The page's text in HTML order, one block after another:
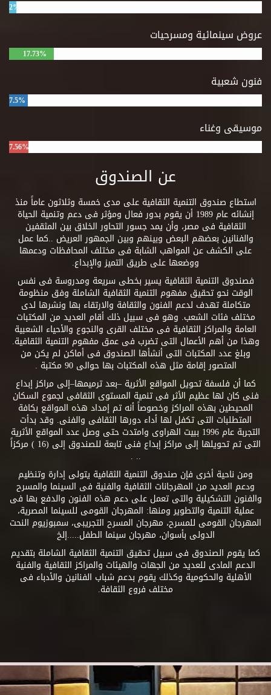
2%
عروض سينمائية ومسرحيات
17.73%
فنون شعبية
7.5%
موسيقى وغناء
7.56%
عن الصندوق
استطاع صندوق التنمية الثقافية على مدى خمسة وثلاثون عاماً منذ
إنشائه عام 1989 أن يقوم بدور فعال ومؤثر فى دعم وتنمية الحياة
الثقافية فى مصر، وأن يمد جسور التحاور الخلاق بين المثقفين
والفنانين بعضهم البعض وبينهم وبين الجمهور العريض ..كما عمل
على الكشف عن المواهب الشابة فى مختلف المحافظات ودعمها
ووضعها على طريق التميز والإبداع.
فصندوق التنمية الثقافية يسير بخطى سريعة ومدروسة فى نفس
الوقت نحو تحقيق مفهوم التنمية الثقافية الشاملة وفق منظومة
متكاملة تهدف لدعم الفنون والثقافة والارتقاء بها ونشرها لدى
مختلف فئات الشعب. وهو فى سبيل ذلك أقام العديد من المكتبات
العامة والمراكز الثقافية فى مختلف القرى والنجوع والأحياء الشعبية
وهذا من أهم الأعمال التى تضرب فى عمق مفهوم التنمية الثقافية.
وبلغ عدد المكتبات التى أنشأها الصندوق فى أماكن لم يكن من
المتصور إقامة مثل هذه المكتبات بها حوالى 90 مكتبة .
كما أن فلسفة تحويل المواقع الأثرية –بعد ترميمها–إلى مراكز إبداع
فنى كان لها عظيم الأثر فى تنمية المستوى الثقافى لجموع السكان
المحيطين بهذه المراكز وخصوصاً أنه تم إمداد هذه المواقع بكافة
المتطلبات التى تكفل لها أداء دورها الثقافى والفنى. وقد بدأت
التجربة عام 1996 ببيت الهراوى وامتدت حتى وصل عدد المواقع الأثرية
التى تم تحويلها إلى مراكز إبداع فنى تابعة للصندوق إلى (16 ) مركزاً
.. .
ومن ناحية أخرى فإن صندوق التنمية الثقافية يتولى إدارة وتنظيم
ودعم العديد من المهرجانات الثقافية والفنية فى السينما والمسرح
والفنون التشكيلية والتى تعمل على دعم هذه الفنون والدفع بها فى
عملية التنمية والتطوير ومنها: المهرجان القومى للسينما المصرية،
المهرجان القومى للمسرح، مهرجان المسرح التجريبى، سمبوزيوم النحت
الدولى بأسوان، مهرجان سينما الطفل.....إلخ
كما يقوم الصندوق فى سبيل تحقيق التنمية الثقافية الشاملة بتقديم
الدعم المادى للعديد من الجهات والهيئات والمراكز الثقافية والفنية
الأهلية والحكومية وكذلك يقوم بدعم شباب الفنانين والأدباء فى
مختلف فروع الثقافة.